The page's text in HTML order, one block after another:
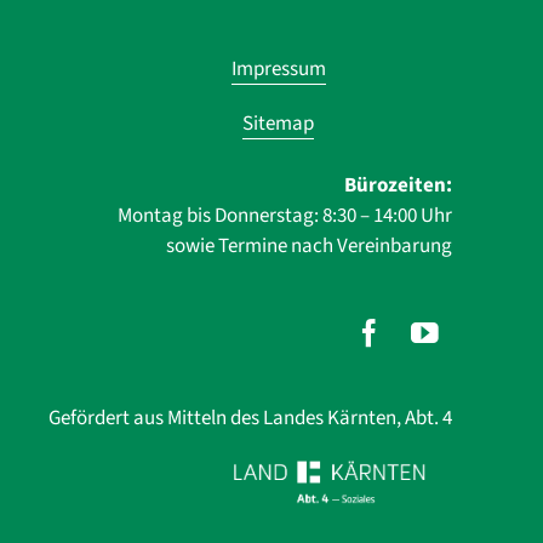
Impressum
Sitemap
Bürozeiten:
Montag bis Donnerstag: 8:30 – 14:00 Uhr
sowie Termine nach Vereinbarung
Gefördert aus Mitteln des Landes Kärnten, Abt. 4